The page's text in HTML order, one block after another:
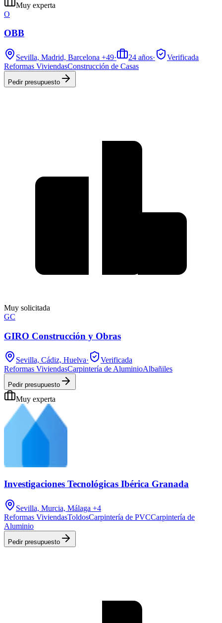
Muy experta
O
OBB
Sevilla, Madrid, Barcelona +49· 24 años·
Verificada
Reformas ViviendasConstrucción de Casas
Pedir presupuesto
Muy solicitada
GC
GIRO Construcción y Obras
Sevilla, Cádiz, Huelva·
Verificada
Reformas ViviendasCarpintería de AluminioAlbañiles
Pedir presupuesto
Muy experta
Investigaciones Tecnológicas Ibérica Granada
Sevilla, Murcia, Málaga +4
Reformas ViviendasToldosCarpintería de PVCCarpintería de
Aluminio
Pedir presupuesto